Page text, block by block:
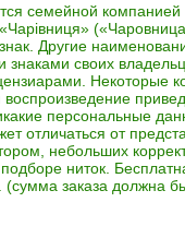
семейной компанией
Другие
знаками своих
Некоторые
персональные
отличаться от
небольших
ниток.
(сумма заказа должна